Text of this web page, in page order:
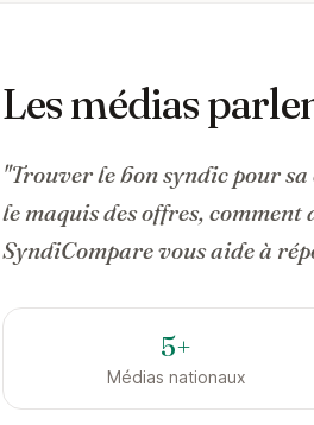
Les médias
"Trouver le bon syndic pour
le maquis des offres,
SyndiCompare vous aide à
5+
Médias nationaux